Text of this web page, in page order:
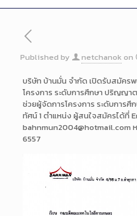
Published by netchanok on
บริษัท บ้านมั่น จำกัด เปิดรับสมัคร
โครงการ ระดับการศึกษา ปริญญา
ช่วยผู้จัดการโครงการ ระดับการ
ทัศน์ 1 ตำแหน่ง ผู้สนใจสมัครได้ที่
bahnmun2004@hotmail.com
6557